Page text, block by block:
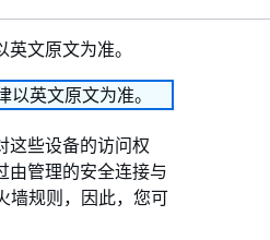
文原文为准。
英文原文为准。
这些设备的访问权
由管理的安全连接与
墙规则，因此，您可